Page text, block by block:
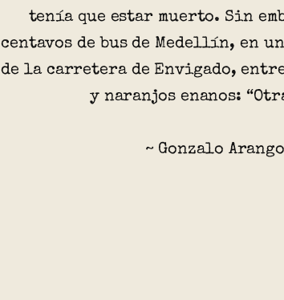
tenía que estar muerto. Sin
centavos de bus de Medellín, en
de la carretera de Envigado,
y naranjos enanos:
~ Gonzalo